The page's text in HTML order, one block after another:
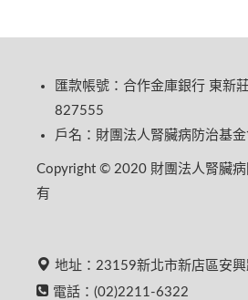
匯款帳號：合作金庫銀行 東
827555
戶名：財團法人腎臟病防治基
Copyright © 2020 財團法人腎臟
有
地址：23159新北市新店區安
電話：(02)2211-6322